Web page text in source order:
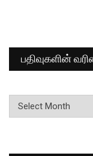
பதிவுகளின்
பதிவுகளின்
வரிசை